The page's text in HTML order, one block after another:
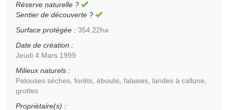
Réserve naturelle ?
Sentier de découverte ?
Surface protégée : 354,22ha
Date de création :
Jeudi 4 Mars 1999
Milieux naturels :
Pelouses sèches, forêts, éboulis, falaises, landes à callune,
grottes
Propriétaire(s) :